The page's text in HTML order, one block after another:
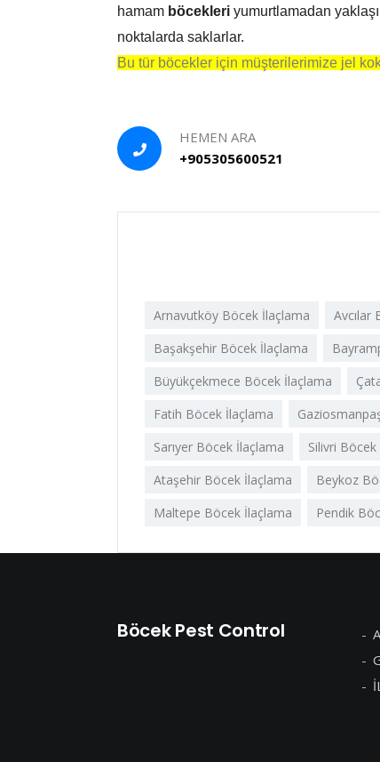
hamam böcekleri yumurtlamadan
noktalarda saklarlar.
Bu tür böcekler için müşterilerimize jel
HEMEN ARA
+905305600521
Arnavutköy Böcek İlaçlama Avcılar
Başakşehir Böcek İlaçlama
Büyükçekmece Böcek İlaçlama
Fatih Böcek İlaçlama
Sarıyer Böcek İlaçlama
Silivri
Ataşehir Böcek İlaçlama
Beykoz
Maltepe Böcek İlaçlama
Pendik
Böcek Pest Control